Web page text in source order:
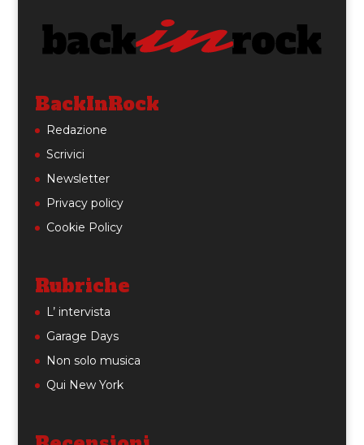
BackInRock
Redazione
Scrivici
Newsletter
Privacy policy
Cookie Policy
Rubriche
L’ intervista
Garage Days
Non solo musica
Qui New York